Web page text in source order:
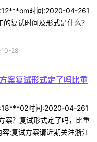
时间:2020-04-261
复试时间及形式是什么？
10-28
案复试形式定了吗比重
时间:2020-04-261
案？复试形式定了吗，比重
:复试方案请近期关注浙江